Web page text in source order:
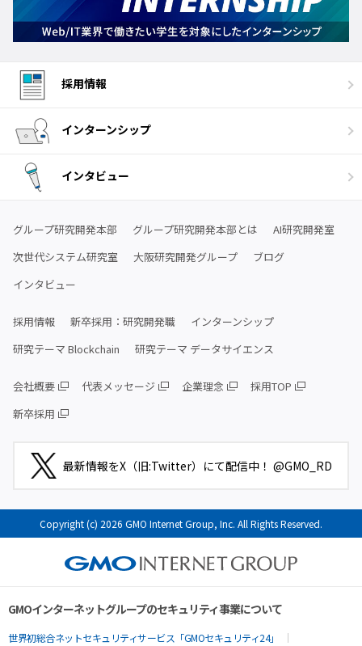
採用情報
インターンシップ
インタビュー
グループ研究開発本部 グループ研究開発本部とは
AI研究開発室
次世代システム研究室
大阪研究開発グループ
ブログ
インタビュー
採用情報 新卒採用：研究開発職
インターンシップ
研究テーマ Blockchain
研究テーマ データサイエンス
会社概要 代表メッセージ 企業理念
採用TOP
新卒採用
最新情報をX（旧:Twitter）にて配信中！ @GMO_RD
Copyright (c) 2026 GMO Internet Group, Inc. All Rights Reserved.
GMOインターネットグループのセキュリティ事業について
世界初総合ネットセキュリティサービス「GMOセキュリティ24」